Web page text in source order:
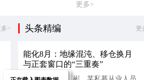
更多>
多> 头条精编 更
能化8月：地缘混沌、移仓换月
与正套窗口的“三重奏”